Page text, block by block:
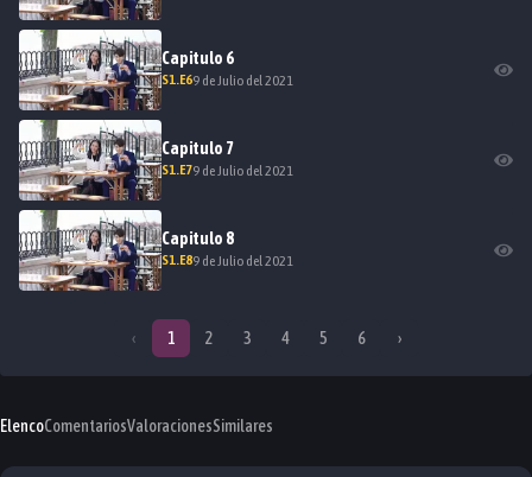
Capitulo 6
S1.E69 de Julio del 2021
Capitulo 7
S1.E79 de Julio del 2021
Capitulo 8
S1.E89 de Julio del 2021
‹ 1 2 3 4 5 6 ›
ElencoComentariosValoracionesSimilares